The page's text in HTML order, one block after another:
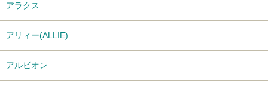
アラクス
アリィー(ALLIE)
アルビオン